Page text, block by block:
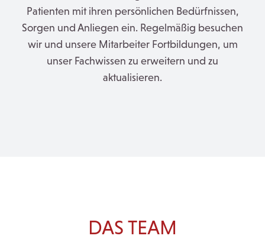
Patienten mit ihren persönlichen Bedürfnissen,
Sorgen und Anliegen ein. Regelmäßig besuchen
wir und unsere Mitarbeiter Fortbildungen, um
unser Fachwissen zu erweitern und zu
aktualisieren.
DAS TEAM